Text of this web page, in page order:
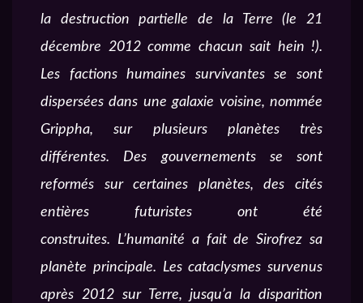
la destruction partielle de la Terre (le 21
décembre 2012 comme chacun sait hein !).
Les factions humaines survivantes se sont
dispersées dans une galaxie voisine, nommée
Grippha, sur plusieurs planètes très
différentes. Des gouvernements se sont
reformés sur certaines planètes, des cités
entières futuristes ont été
construites. L’humanité a fait de Sirofrez sa
planète principale. Les cataclysmes survenus
après 2012 sur Terre, jusqu’a la disparition